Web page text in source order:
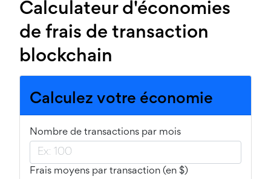
Calculateur d'économies
de frais de transaction
blockchain
Calculez votre économie
Nombre de transactions par mois
Frais moyens par transaction (en $)